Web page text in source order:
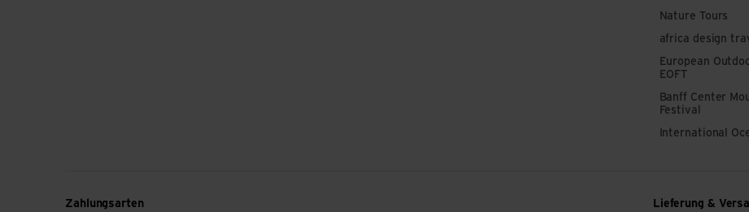
Nature Tours
africa design
European
EOFT
Banff Center
Festival
International
Zahlungsarten Lieferung &